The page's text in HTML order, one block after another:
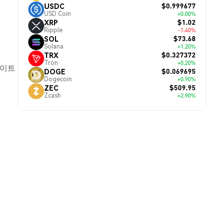
트
USDC
USD Coin
$0.999677
+0.00%
XRP
Ripple
$1.02
-1.40%
SOL
Solana
$73.68
+1.20%
TRX
Tron
$0.327372
+0.20%
DOGE
Dogecoin
$0.069695
+0.90%
ZEC
Zcash
$509.95
+2.90%